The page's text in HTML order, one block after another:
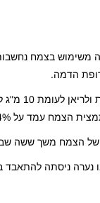
משימוש בצמח
הדמה.
כל תופעות הלוואי היו קלות.